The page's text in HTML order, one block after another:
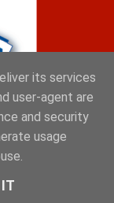
its services
user-agent are
and security
usage